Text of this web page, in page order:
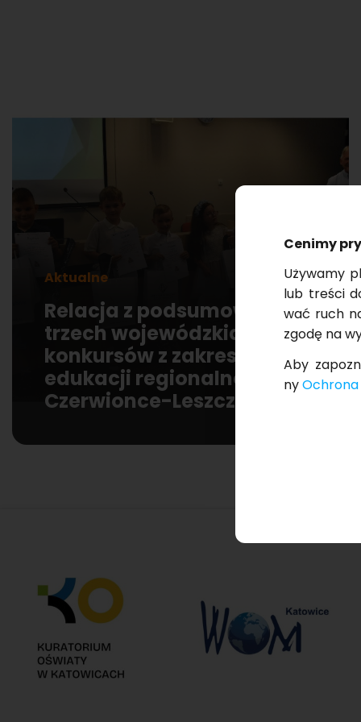
Aktualne 26.06.2026 r.
Relacja z podsumowania
trzech wojewódzkich
konkursów z zakresu
edukacji regionalnej w
Czerwionce-Leszczynach
Ce­ni­my
Uży­wa­my
lub tre­ści
wać ruch
zgodę na
Aby
ny